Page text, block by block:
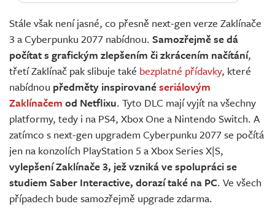
Stále však není jasné, co přesně next-gen verze Zaklínače
3 a Cyberpunku 2077 nabídnou. Samozřejmě se dá
počítat s grafickým zlepšením či zkrácením načítání,
třetí Zaklínač pak slibuje také bezplatné přídavky, které
nabídnou předměty inspirovanéseriálovým
Zaklínačem od Netflixu. Tyto DLC mají vyjít na všechny
platformy, tedy i na PS4, Xbox One a Nintendo Switch. A
zatímco s next-gen upgradem Cyberpunku 2077 se počítá
jen na konzolích PlayStation 5 a Xbox Series X|S,
vylepšení Zaklínače 3, jež vzniká ve spolupráci se
studiem Saber Interactive, dorazí také na PC. Ve všech
případech bude samozřejmě upgrade zdarma.